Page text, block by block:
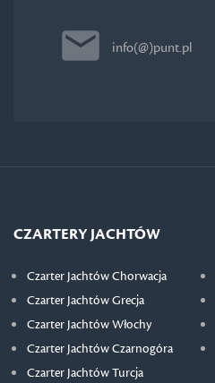
info(@)punt.pl
CZARTERY JACHTÓW
Czarter Jachtów Chorwacja
Czarter Jachtów Grecja
Czarter Jachtów Włochy
Czarter Jachtów Czarnogóra
Czarter Jachtów Turcja